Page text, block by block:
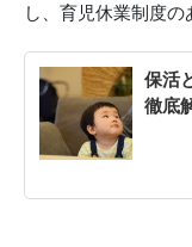
し、育児休業制度の
保活
徹底